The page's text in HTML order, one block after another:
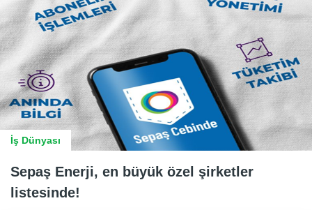
İş Dünyası
Sepaş Enerji, en büyük özel şirketler
listesinde!